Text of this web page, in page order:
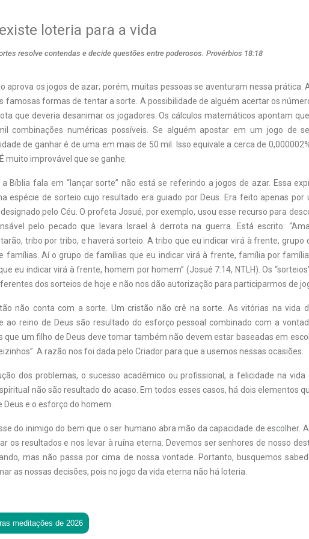
loteria para a vida
resolve contendas e decide questões entre poderosos. Provérbios 18:18
aprova os jogos de azar; porém, muitas pessoas se aventuram nessa prática.
famosas formas de tentar a sorte. A possibilidade de alguém acertar os
que deveria desanimar os jogadores. Os cálculos matemáticos apontam
combinações numéricas possíveis. Se alguém apostar em um jogo de
de ganhar é de uma em mais de 50 mil. Isso equivale a cerca de
muito improvável que se ganhe.
a Bíblia fala em “lançar sorte” não está se referindo a jogos de azar. Essa
espécie de sorteio cujo resultado era guiado por Deus. Era feito apenas por
pelo Céu. O profeta Josué, por exemplo, usou esse recurso para
pelo pecado que levara Israel à derrota na guerra. Está escrito:
tribo por tribo, e haverá sorteio. A tribo que eu indicar virá à frente, grupo
famílias. Aí o grupo de famílias que eu indicar virá à frente, família por
eu indicar virá à frente, homem por homem” (Josué 7:14, NTLH). Os
dos sorteios de hoje e não nos dão autorização para participarmos de
não conta com a sorte. Um cristão não crê na sorte. As vitórias na vida
ao reino de Deus são resultado do esforço pessoal combinado com a
que um filho de Deus deve tomar também não devem estar baseadas em
A razão nos foi dada pelo Criador para que a usemos nessas ocasiões.
dos problemas, o sucesso acadêmico ou profissional, a felicidade na vida
não são resultado do acaso. Em todos esses casos, há dois elementos
Deus e o esforço do homem.
do inimigo do bem que o ser humano abra mão da capacidade de escolher.
os resultados e nos levar à ruína eterna. Devemos ser senhores de nosso
mas não passa por cima de nossa vontade. Portanto, busquemos
as nossas decisões, pois no jogo da vida eterna não há loteria.
meditações de 2026